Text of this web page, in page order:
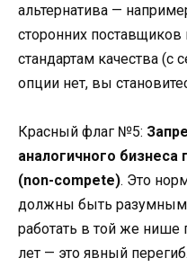
альтернатива —
сторонних поставщиков
стандартам качества (с
опции нет, вы
Красный флаг №5:
аналогичного бизнеса
(non-compete). Это
должны быть
работать в той же нише
лет — это явный